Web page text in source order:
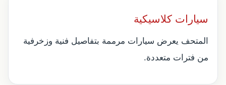
سيارات كلاسيكية
المتحف يعرض سيارات مرممة بتفاصيل فنية وزخرفية
من فترات متعددة.